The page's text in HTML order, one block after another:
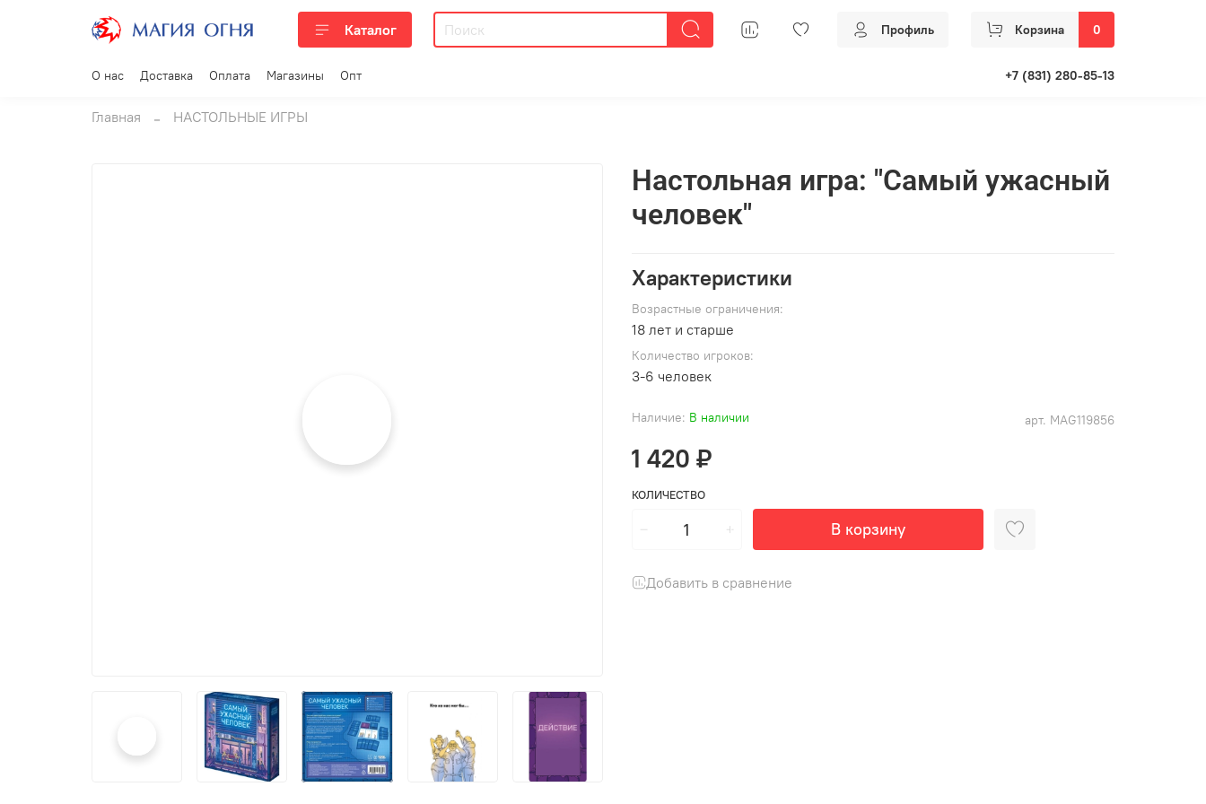
Каталог Профиль Корзина 0
О нас Доставка Оплата Магазины Опт +7 (831) 280-85-13
Главная НАСТОЛЬНЫЕ ИГРЫ
арт. MAG119856
Наличие: В наличии
Настольная игра: "Самый ужасный
человек"
1 420 ₽
КОЛИЧЕСТВО
В корзину
Добавить в сравнение
Характеристики
Возрастные ограничения:
18 лет и старше
Количество игроков:
3-6 человек